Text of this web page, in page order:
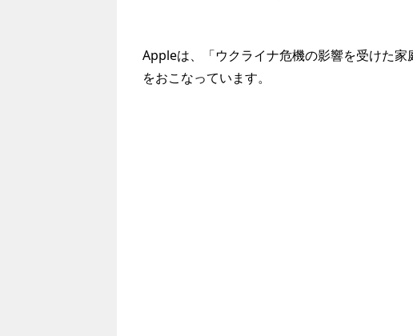
Appleは、「ウクライナ危機の影響を受けた
をおこなっています。